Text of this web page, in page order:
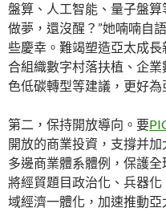
盤算、人工智能、量子盤
做夢，還沒醒？”她喃喃自
些慶幸。難竭塑造亞太成
合組織數字村落扶植、企
色低碳轉型等建議，更好為
第二，保持開放導向。要
開放的商業投資，支撐并
多邊商業體系體例，保護
將經貿題目政治化、兵器
域經濟一體化，加速推動